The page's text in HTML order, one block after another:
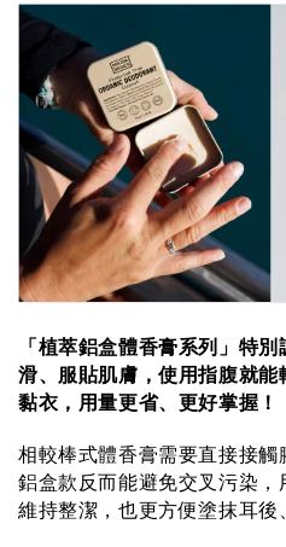
「植萃鋁盒體香膏系列」特
滑、服貼肌膚，使用指腹就
黏衣，用量更省、更好掌握！
相較棒式體香膏需要直接接觸
鋁盒款反而能避免交叉污染
維持整潔，也更方便塗抹耳後